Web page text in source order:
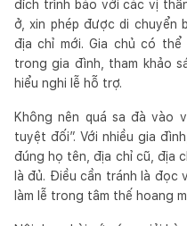
đích trình báo với các vị
ở, xin phép được di chuyển
địa chỉ mới. Gia chủ có
trong gia đình, tham khảo
hiểu nghi lễ hỗ trợ.
Không nên quá sa đà vào
tuyệt đối”. Với nhiều gia
đúng họ tên, địa chỉ cũ, địa
là đủ. Điều cần tránh là đọc
làm lễ trong tâm thế hoang